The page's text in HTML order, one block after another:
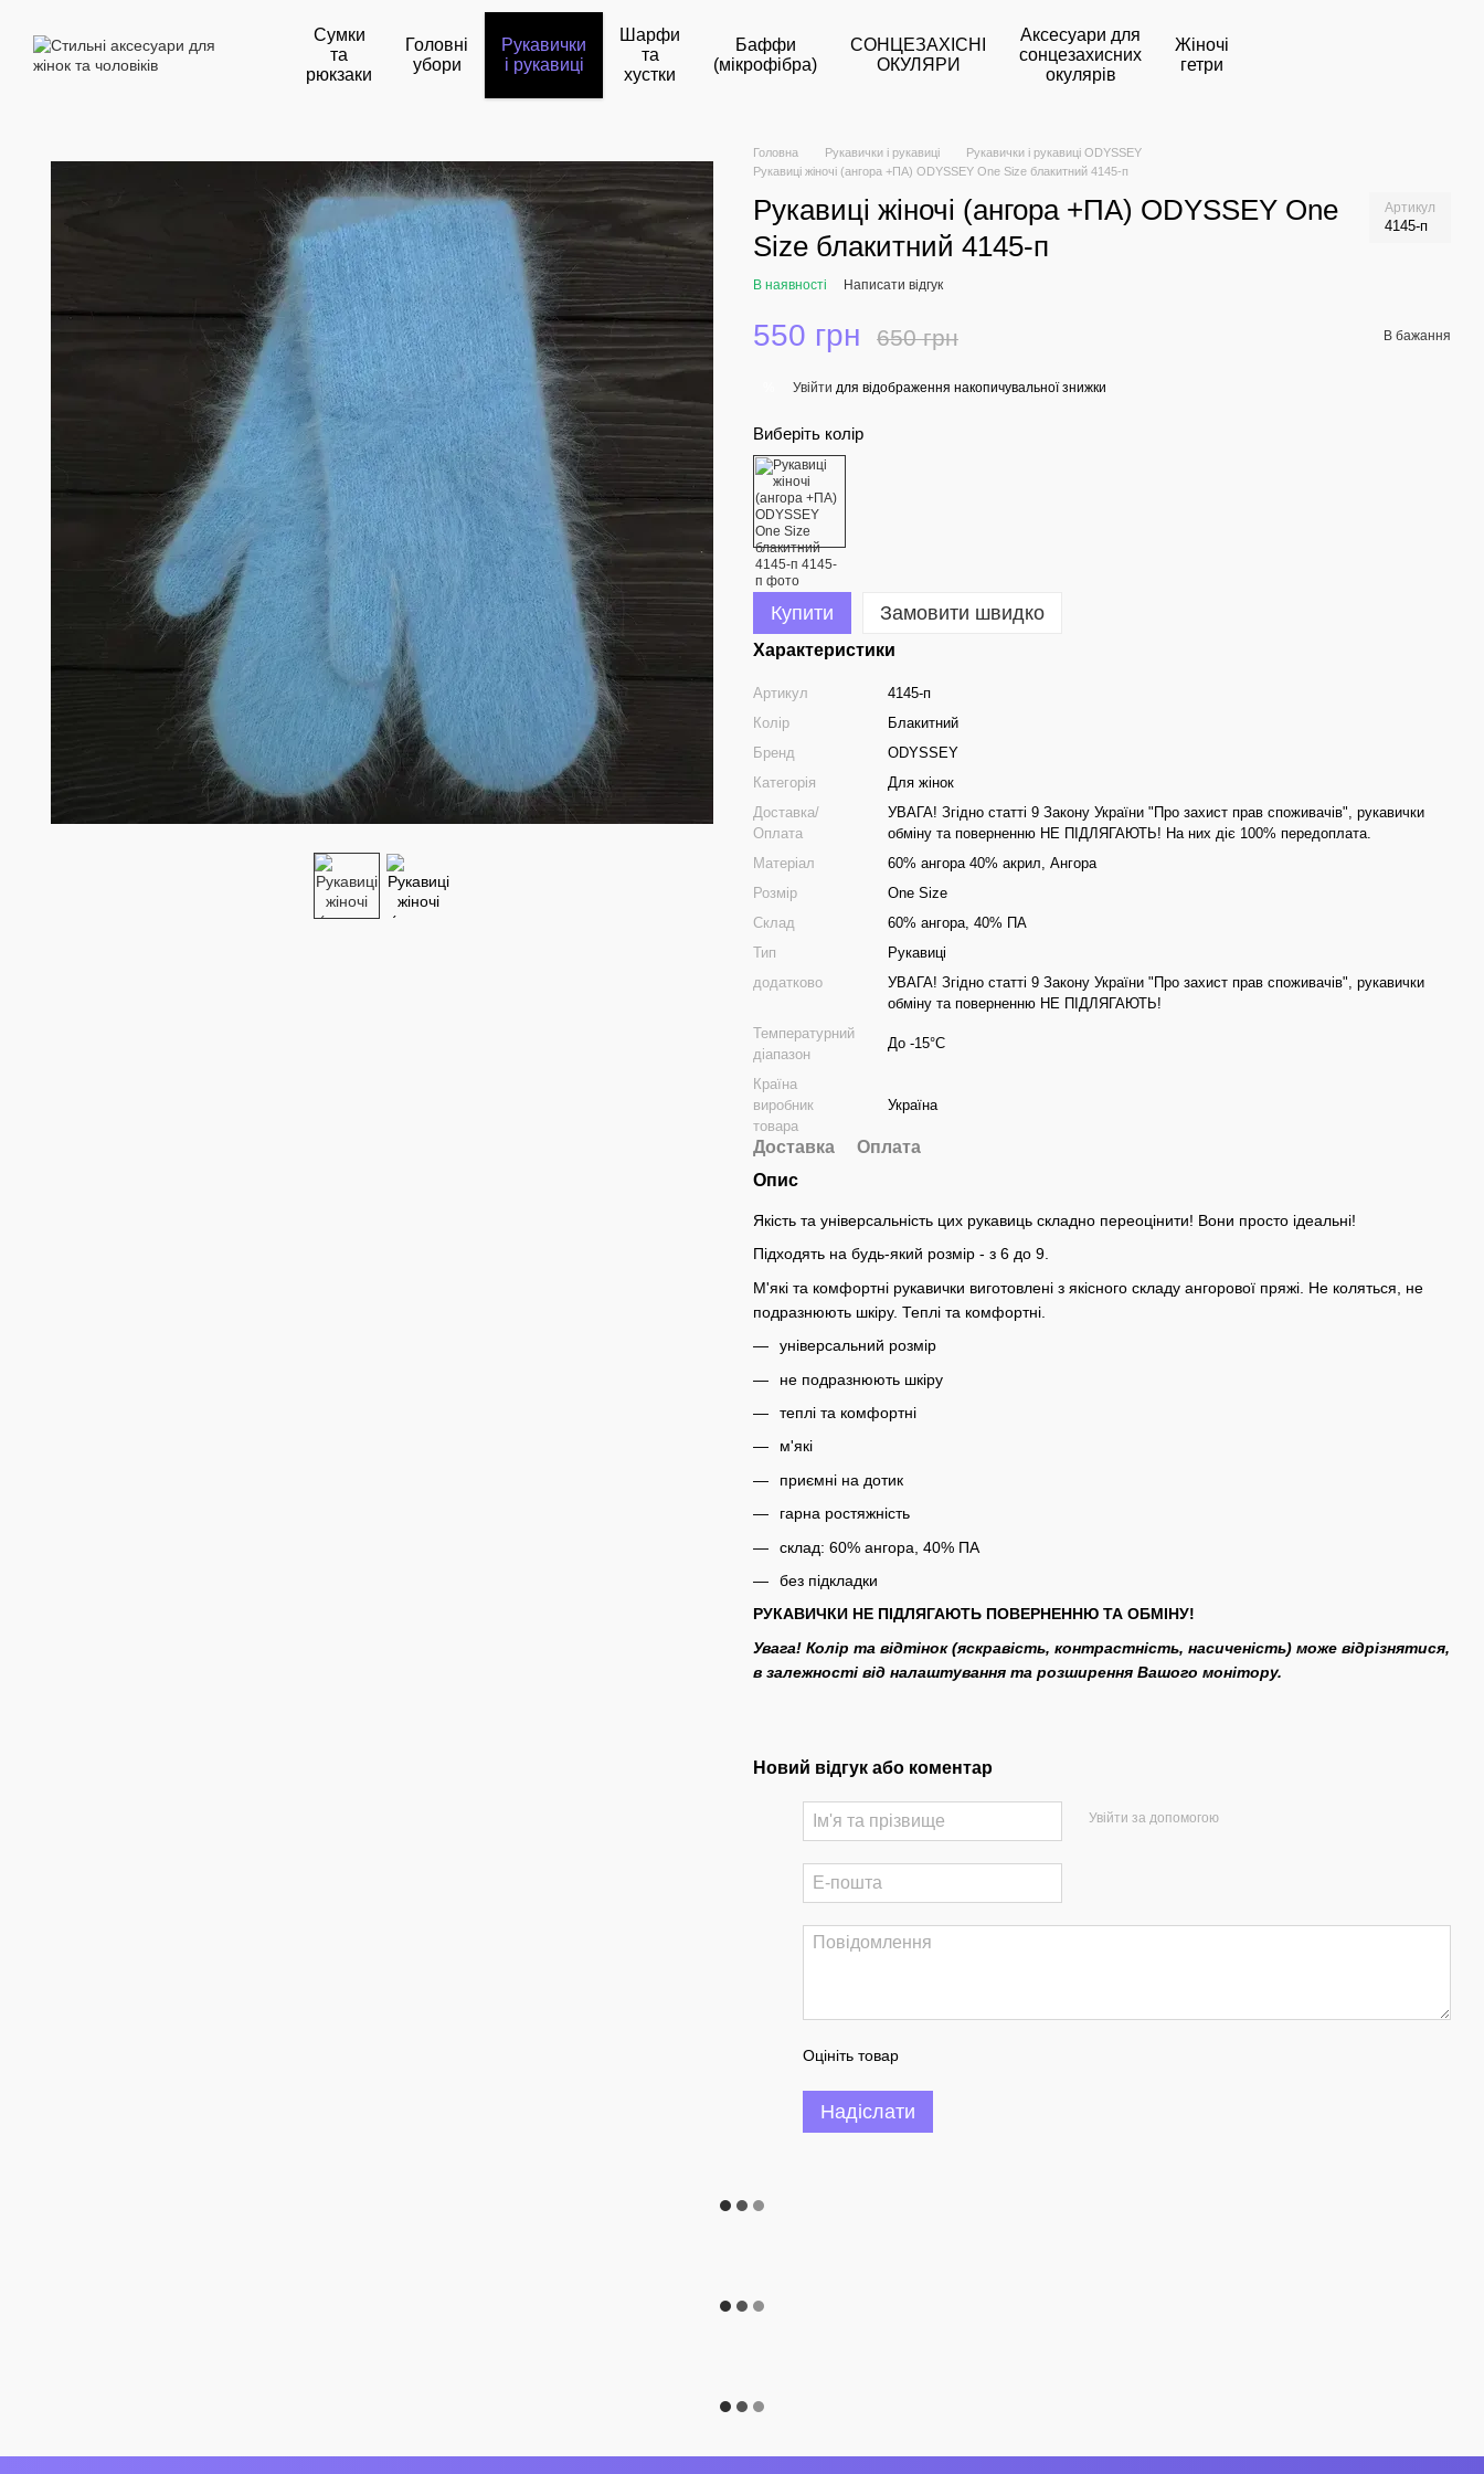
Сумки
та
рюкзаки
Головні
убори
Рукавички
і рукавиці
Шарфи
та
хустки
Баффи
(мікрофібра)
СОНЦЕЗАХІСНІ
ОКУЛЯРИ
Аксесуари для
сонцезахисних
окулярів
Жіночі
гетри
Головна Рукавички і рукавиці
Рукавички і рукавиці ODYSSEY
Рукавиці жіночі (ангора +ПА) ODYSSEY One Size блакитний 4145-п
Рукавиці жіночі (ангора +ПА) ODYSSEY One
Size блакитний 4145-п
Артикул
4145-п
В наявності Написати відгук
550 грн 650 грн В бажання
Увійти для відображення накопичувальної знижки
Виберіть колір
Купити Замовити швидко
Характеристики
Артикул
4145-п
Колір
Блакитний
Бренд
ODYSSEY
Категорія
Для жінок
Доставка/
Оплата
УВАГА! Згідно статті 9 Закону України "Про захист прав споживачів", рукавички
обміну та поверненню НЕ ПІДЛЯГАЮТЬ! На них діє 100% передоплата.
Матеріал
60% ангора 40% акрил, Ангора
Розмір
One Size
Склад
60% ангора, 40% ПА
Тип
Рукавиці
додатково
УВАГА! Згідно статті 9 Закону України "Про захист прав споживачів", рукавички
обміну та поверненню НЕ ПІДЛЯГАЮТЬ!
Температурний
діапазон
До -15°C
Країна
виробник
товара
Україна
Доставка
Оплата
Опис
Якість та універсальність цих рукавиць складно переоцінити! Вони просто ідеальні!
Підходять на будь-який розмір - з 6 до 9.
М'які та комфортні рукавички виготовлені з якісного складу ангорової пряжі. Не коляться, не
подразнюють шкіру. Теплі та комфортні.
універсальний розмір
не подразнюють шкіру
теплі та комфортні
м'які
приємні на дотик
гарна ростяжність
склад: 60% ангора, 40% ПА
без підкладки
РУКАВИЧКИ НЕ ПІДЛЯГАЮТЬ ПОВЕРНЕННЮ ТА ОБМІНУ!
Увага! Колір та відтінок (яскравість, контрастність, насиченість) може відрізнятися,
в залежності від налаштування та розширення Вашого монітору.
Новий відгук або коментар
Увійти за допомогою
Оцініть товар
Надіслати